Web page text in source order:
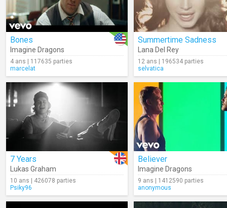
Bones
Imagine Dragons
4 ans | 117635 parties
marcelat
Summertime Sadness
Lana Del Rey
12 ans | 196534 parties
selvatica
7 Years
Lukas Graham
10 ans | 426078 parties
Psiky96
Believer
Imagine Dragons
9 ans | 1412590 parties
anonymous